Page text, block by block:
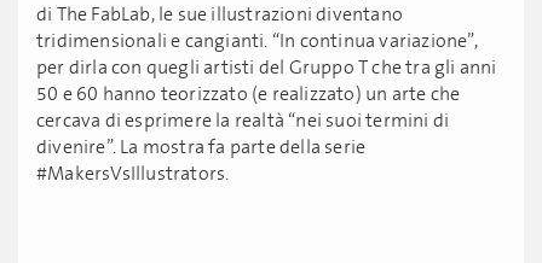
di The FabLab, le sue illustrazioni diventano
tridimensionali e cangianti. “In continua variazione”,
per dirla con quegli artisti del Gruppo T che tra gli anni
50 e 60 hanno teorizzato (e realizzato) un arte che
cercava di esprimere la realtà “nei suoi termini di
divenire”. La mostra fa parte della serie
#MakersVsIllustrators.